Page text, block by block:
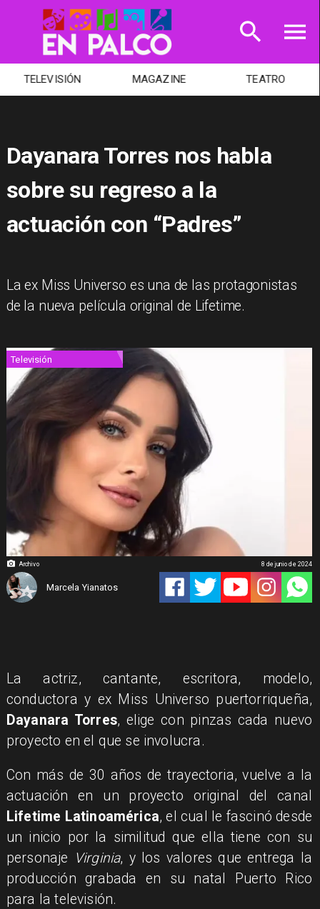
TELEVISIÓN MAGAZINE TEATRO
Dayanara Torres nos habla
sobre su regreso a la
actuación con “Padres”
La ex Miss Universo es una de las protagonistas
de la nueva película original de Lifetime.
Archivo
Televisión
Marcela Yianatos
8 de junio de 2024
La actriz, cantante, escritora, modelo,
conductora y ex Miss Universo puertorriqueña,
Dayanara Torres, elige con pinzas cada nuevo
proyecto en el que se involucra.
Con más de 30 años de trayectoria, vuelve a la
actuación en un proyecto original del canal
Lifetime Latinoamérica, el cual le fascinó desde
un inicio por la similitud que ella tiene con su
personaje Virginia, y los valores que entrega la
producción grabada en su natal Puerto Rico
para la televisión.